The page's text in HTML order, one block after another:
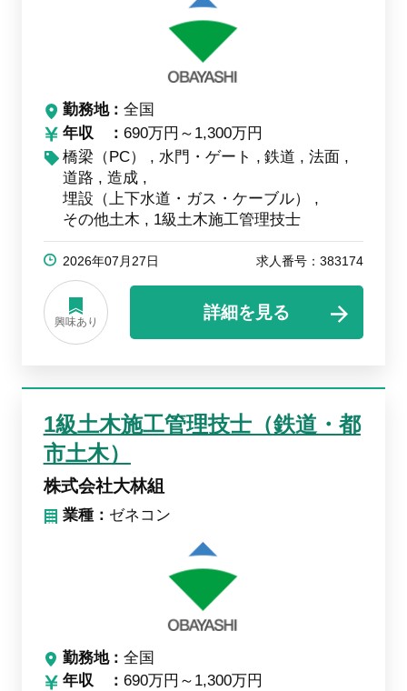
勤務地
全国
年収
690万円～1,300万円
橋梁（PC）
水門・ゲート 鉄道
法面
道路
造成
埋設（上下水道・ガス・ケーブル）
その他土木
1級土木施工管理技士
2026年07月27日 求人番号：383174
興味あり
詳細を見る
1級土木施工管理技士（鉄道・都
市土木）
株式会社大林組
業種： ゼネコン
勤務地
全国
年収
690万円～1,300万円